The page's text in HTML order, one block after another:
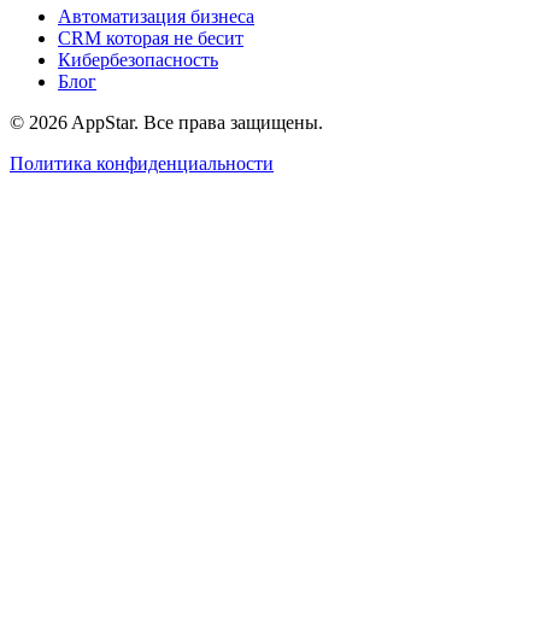
Автоматизация бизнеса
CRM которая не бесит
Кибербезопасность
Блог
© 2026 AppStar. Все права защищены.
Политика конфиденциальности